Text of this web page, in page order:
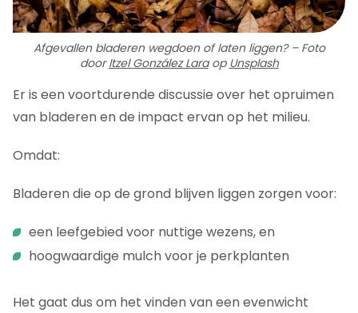
Afgevallen bladeren wegdoen of laten liggen? – Foto
doorItzel González Laraop Unsplash
Er is een voortdurende discussie over het opruimen
van bladeren en de impact ervan op het milieu.
Omdat:
Bladeren die op de grond blijven liggen zorgen voor:
een leefgebied voor nuttige wezens, en
hoogwaardige mulch voor je perkplanten
Het gaat dus om het vinden van een evenwicht